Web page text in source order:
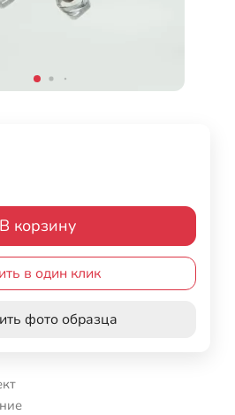
В корзину
в один клик
фото образца